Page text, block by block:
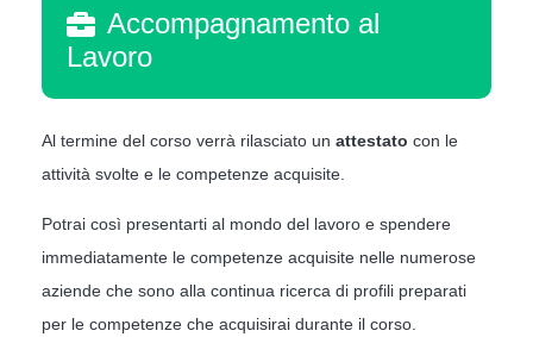
Accompagnamento al
Lavoro
Al termine del corso verrà rilasciato un attestato con le
attività svolte e le competenze acquisite.
Potrai così presentarti al mondo del lavoro e spendere
immediatamente le competenze acquisite nelle numerose
aziende che sono alla continua ricerca di profili preparati
per le competenze che acquisirai durante il corso.